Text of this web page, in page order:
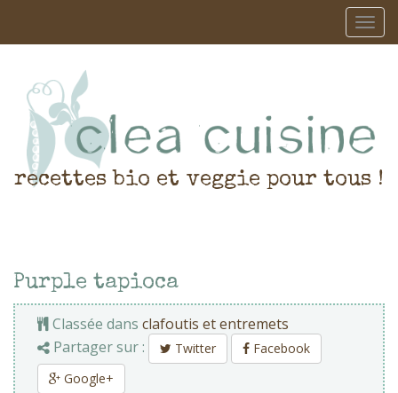
recettes bio et veggie pour tous !
Purple tapioca
Classée dans clafoutis et entremets
Partager sur :
Twitter
Facebook
Google+